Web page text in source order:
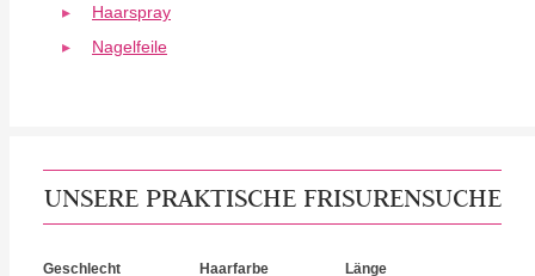
Haarspray
Nagelfeile
UNSERE PRAKTISCHE FRISURENSUCHE
Geschlecht Haarfarbe Länge